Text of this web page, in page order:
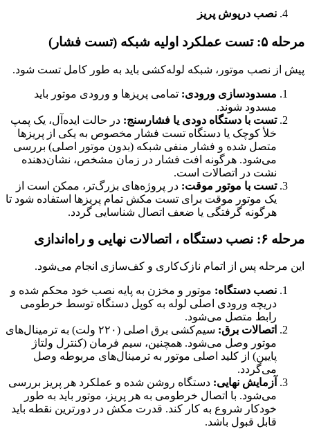
نصب درپوش پریز
مرحله ۵: تست عملکرد اولیه شبکه (تست فشار)
پیش از نصب موتور، شبکه لوله‌کشی باید به طور کامل تست شود.
مسدودسازی ورودی: تمامی پریزها و ورودی موتور باید
مسدود شوند.
تست با دستگاه دودی یا فشارسنج: در حالت ایده‌آل، یک پمپ
خلأ کوچک یا دستگاه تست فشار مخصوص به یکی از پریزها
متصل شده و فشار منفی شبکه (بدون موتور اصلی) بررسی
می‌شود. هرگونه افت فشار در زمان مشخص، نشان‌دهنده
نشت در اتصالات است.
تست با موتور موقت: در پروژه‌های بزرگ‌تر، ممکن است از
یک موتور موقت برای تست مکش تمام پریزها استفاده شود تا
هرگونه گرفتگی یا ضعف اتصال شناسایی گردد.
مرحله ۶: نصب دستگاه ، اتصالات نهایی و راه‌اندازی
این مرحله پس از اتمام نازک‌کاری و کف‌سازی انجام می‌شود.
نصب دستگاه: موتور و مخزن به پایه نصب خود محکم شده و
دریچه ورودی اصلی لوله به کوپل دستگاه توسط خرطومی
رابط متصل می‌شود.
اتصالات برق:
سیم‌کشی برق اصلی (۲۲۰ ولت) به ترمینال‌های
موتور وصل می‌شود. همچنین، سیم فرمان (کنترل ولتاژ
پایین) از کلید اصلی موتور به ترمینال‌های مربوطه وصل
می‌گردد.
آزمایش نهایی: دستگاه روشن شده و عملکرد هر پریز بررسی
می‌شود. با اتصال خرطومی به هر پریز، موتور باید به طور
خودکار شروع به کار کند. قدرت مکش در دورترین نقطه باید
قابل قبول باشد.